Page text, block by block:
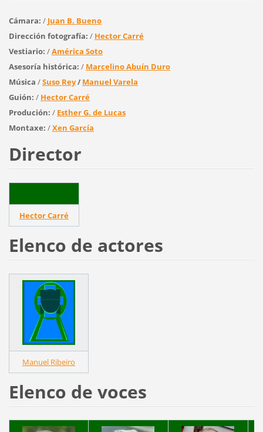
Cámara: / Juan B. Bueno
Dirección fotografía: / Hector Carré
Vestiario: /América Soto
Asesoría histórica: / Marcelino Abuín Duro
Música /Suso Rey/ Manuel Varela
Guión: / Hector Carré
Produción: / Esther G. de Lucas
Montaxe: /Xen García
Director
Hector Carré
Elenco de actores
Manuel Ribeiro
Elenco de voces